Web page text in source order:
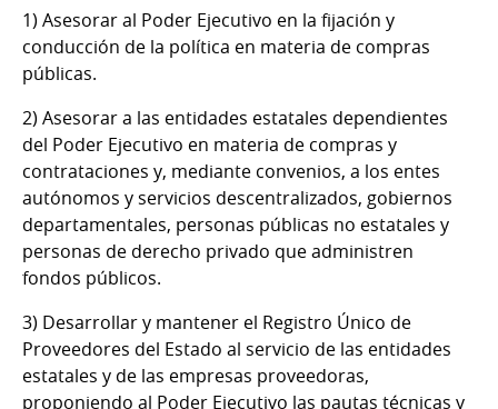
1) Asesorar al Poder Ejecutivo en la fijación y
conducción de la política en materia de compras
públicas.
2) Asesorar a las entidades estatales dependientes
del Poder Ejecutivo en materia de compras y
contrataciones y, mediante convenios, a los entes
autónomos y servicios descentralizados, gobiernos
departamentales, personas públicas no estatales y
personas de derecho privado que administren
fondos públicos.
3) Desarrollar y mantener el Registro Único de
Proveedores del Estado al servicio de las entidades
estatales y de las empresas proveedoras,
proponiendo al Poder Ejecutivo las pautas técnicas y